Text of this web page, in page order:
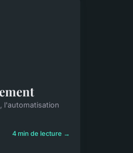
l'automatisation
4 min de lecture →